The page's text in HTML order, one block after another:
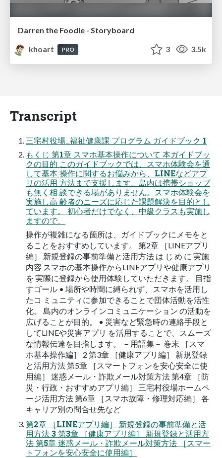
Darren the Foodie - Storyboard
khoart
PRO 3 3.5k
Transcript
三宅村役場_福祉健康課 プログラム ガイドブック 1
もくじ 第1章 スマホ基本操作について 本ガイドブッ
クの目的 このガイドブックでは、スマホ体験会を通
して基本 操作に関するお悩みから、LINEなどアプ
リの活用 方法まで支援します。島内は携帯ショップ
も無く相 談できる場がありません。スマホ体験会を
実施し高 齢者のニーズに応じた課題解決を目的とし
ています。 初心者だけでなく、中級クラスも実施し
ますので、
操作が複雑になる箇所は、ガイドブックにメモをと
ることをおすすめしています。 第2章 ［LINEアプリ
編］ 新規登録の事前準備と活用方法 は じ め に 実施
内容 スマホの基本操作からLINEアプリや健康アプリ
を 実際に登録から使用体験していただきます。 目指
すゴール • 場所や時間に縛られず、スマホを活用し
たコ ミュニティに参加できることで団体活動を活性
化。 島内のオンラインコミュニケーション の活動を
広げることが目的。 • 災害など緊急時の連絡手段と
してLINEや災害アプリ を活用することで、スムーズ
な情報伝達を目指します。 －用語集－ 巻末 ［スマ
ホ基本操作編］ 2 第3章 ［健康アプリ編］ 新規登録
と活用方法 第5章 ［スマートフォンを安心安全に使
用編］ 迷惑メール・詐欺メール対策方法 第4章 ［防
災・行政・おすすめアプリ編］ 三宅村役場ホームペ
ージ活用方法 第6章 ［スマホ故障・修理対応編］ 各
キャリア別の問合せ先など
第2章 ［LINEアプリ編］ 新規登録の事前準備と活
用方法 3 第3章 ［健康アプリ編］ 新規登録と活用方
法 第5章 迷惑メール・詐欺メール対策方法 ［スマー
トフォンを安心安全に使用編］